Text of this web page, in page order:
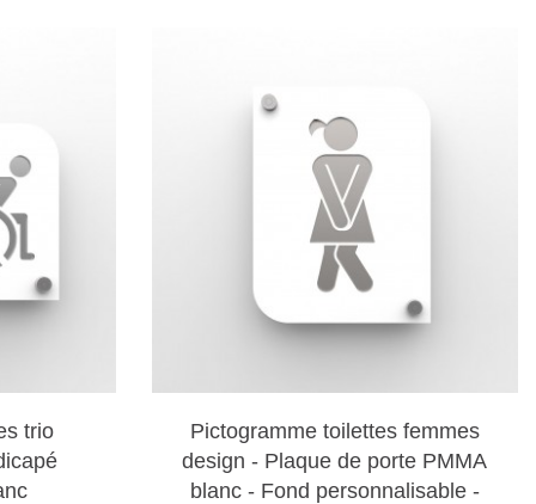
affiche le symbole féminin avec une finition
effet 3D, cette plaque est parfaite pour indiquer
optimale, cette plaque en relief signale
aux couleurs contrastées offre une visibilité accrue
et blanches, ce pictogramme féminin en PVC est à
trio
Pictogramme toilettes femmes
design - Plaque de porte PMMA
blanc - Fond personnalisable -